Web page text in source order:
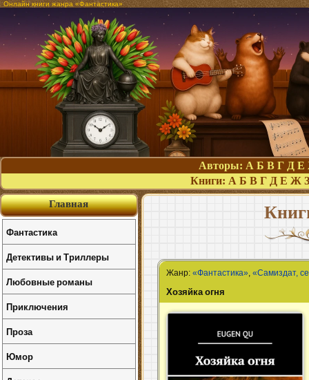
Онлайн книги жанра «Фантастика»
Авторы: А Б В Г Д Е
Книги: А Б В Г Д Е Ж З
Жанр:«Фантастика»,«Самиздат,
Хозяйка огня
Главная
Фантастика
Детективы и Триллеры
Любовные романы
Приключения
Проза
Юмор